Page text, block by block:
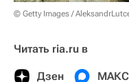
© Getty Images /
Читать ria.ru в
Дзен МАКС